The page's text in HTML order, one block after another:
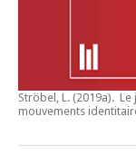
Ströbel, L. (2019a). Le
mouvements